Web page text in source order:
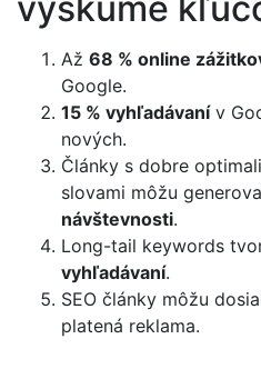
Až 68 % online
Google.
15 % vyhľadávanív
nových.
Články s dobre
slovami môžu
návštevnosti.
Long-tail keywords
vyhľadávaní.
SEO články môžu
platená reklama.